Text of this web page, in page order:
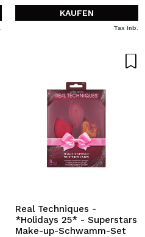
KAUFEN
Tax Inb.
Real Techniques -
*Holidays 25* - Superstars
Make-up-Schwamm-Set